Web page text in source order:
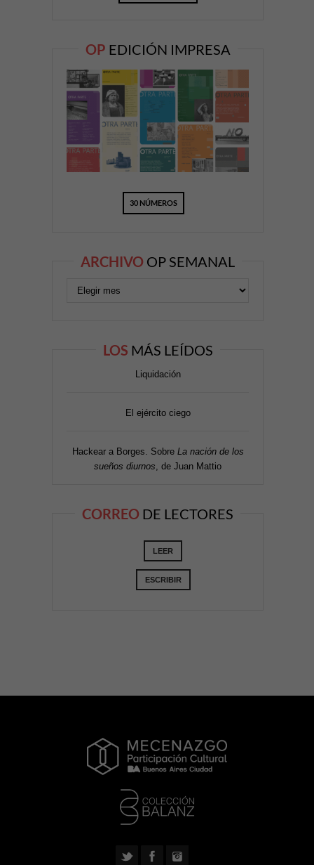
OP EDICIÓN IMPRESA
30 NÚMEROS
ARCHIVO OP SEMANAL
LOS MÁS LEÍDOS
Liquidación
El ejército ciego
Hackear a Borges. Sobre La nación de los
sueños diurnos , de Juan Mattio
CORREO DE LECTORES
LEER
ESCRIBIR